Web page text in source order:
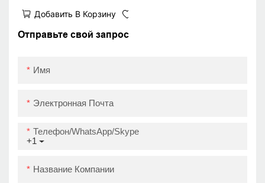
Printer ZY808 со
встроенным
Добавить В Корзину
Отправьте свой запрос
Имя
Электронная Почта
+1
Телефон/WhatsApp/Skype
Название Компании